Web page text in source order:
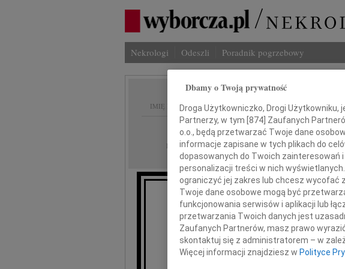
Nekrologi Odeszli Poradnik pogrzebowy
IMIĘ I NAZWISKO:
REGION: Radom
DATA EMISJI: 30.01.2014
Naszym
Zofii i Marianowi
Dbamy o Twoją prywatność
Droga Użytkowniczko, Drogi Użytkowniku,
Partnerzy, w tym [ 874 ] Zaufanych
o.o., będą przetwarzać Twoje dane
informacje zapisane w tych plikach do
dopasowanych do Twoich zainteresowań
personalizacji treści w nich
ograniczyć jej zakres lub chcesz wycofać
Twoje dane osobowe mogą być
funkcjonowania serwisów i aplikacji lub
przetwarzania Twoich danych jest
Zaufanych Partnerów, masz prawo
skontaktuj się z administratorem – w
Więcej informacji znajdziesz w Polityce